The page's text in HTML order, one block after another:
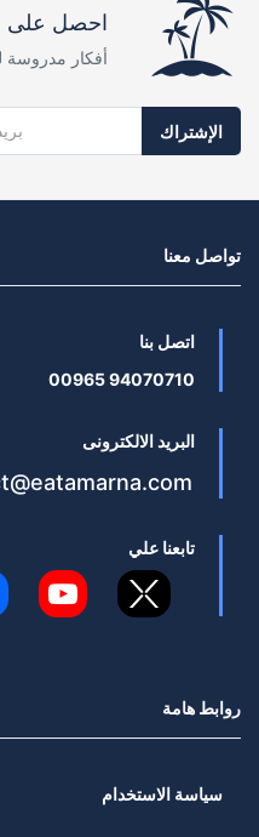
احصل على
أفكار مدروسة
الإشتراك
تواصل معنا
اتصل بنا
94070710 00965
البريد الالكترونى
تابعنا علي
روابط هامة
سياسة الاستخدام